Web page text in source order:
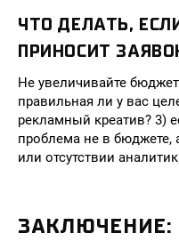
ЧТО ДЕЛАТЬ,
ПРИНОСИТ
Не увеличивайте
правильная ли у вас
рекламный креатив? 3)
проблема не в
или отсутствии